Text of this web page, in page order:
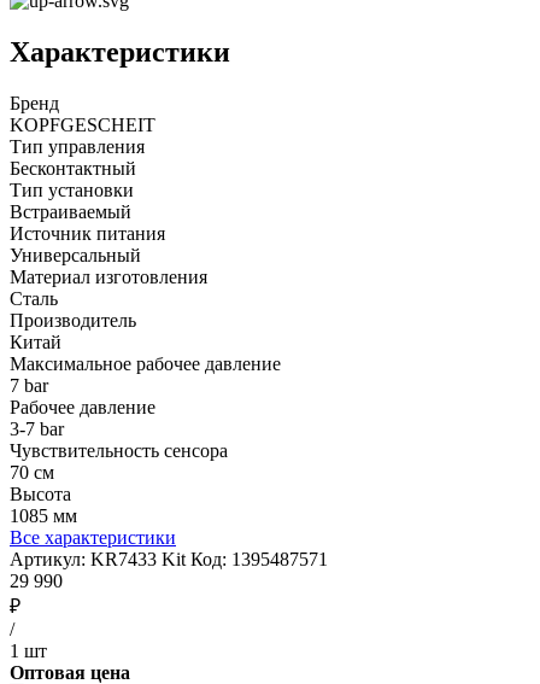
Характеристики
Бренд
KOPFGESCHEIT
Тип управления
Бесконтактный
Тип установки
Встраиваемый
Источник питания
Универсальный
Материал изготовления
Сталь
Производитель
Китай
Максимальное рабочее давление
7 bar
Рабочее давление
3-7 bar
Чувствительность сенсора
70 см
Высота
1085 мм
Все характеристики
Артикул: KR7433 Kit Код: 1395487571
29 990
₽
/
1 шт
Оптовая цена